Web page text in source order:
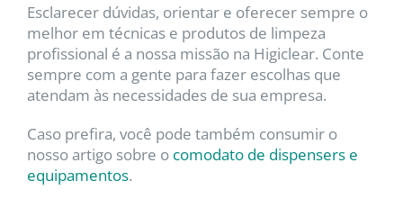
Esclarecer dúvidas, orientar e oferecer sempre o
melhor em técnicas e produtos de limpeza
profissional é a nossa missão na Higiclear. Conte
sempre com a gente para fazer escolhas que
atendam às necessidades de sua empresa.
Caso prefira, você pode também consumir o
nosso artigo sobre o comodato de dispensers e
equipamentos.